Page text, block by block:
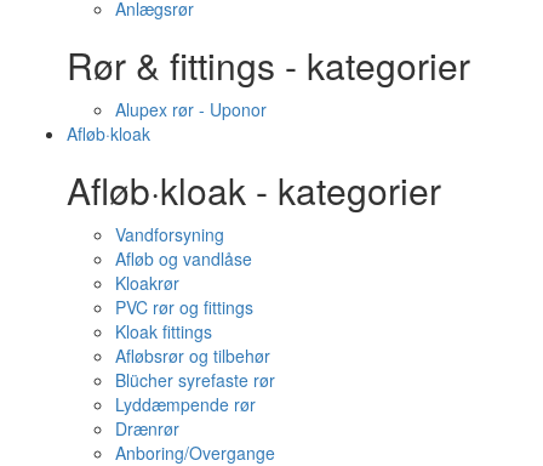
Anlægsrør
Rør & fittings - kategorier
Alupex rør - Uponor
Afløb·kloak
Afløb·kloak - kategorier
Vandforsyning
Afløb og vandlåse
Kloakrør
PVC rør og fittings
Kloak fittings
Afløbsrør og tilbehør
Blücher syrefaste rør
Lyddæmpende rør
Drænrør
Anboring/Overgange